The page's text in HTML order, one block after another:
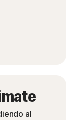
al